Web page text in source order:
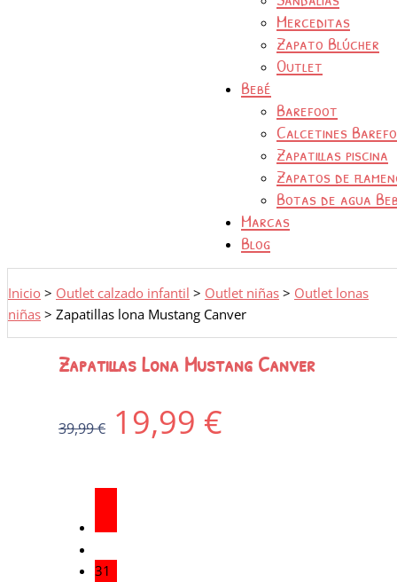
Merceditas
Zapato Blúcher
Outlet
Bebé
Barefoot
Calcetines
Zapatillas piscina
Zapatos de
Botas de agua
Marcas
Blog
Inicio > Outlet calzado infantil > Outlet niñas > Outlet lonas
niñas > Zapatillas lona Mustang Canver
Zapatillas Lona Mustang Canver
39,99€ 19,99 €
31